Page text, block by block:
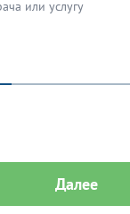
или услугу
Далее